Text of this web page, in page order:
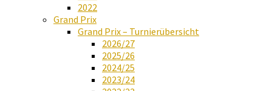
2022
Grand Prix
Grand Prix – Turnierübersicht
2026/27
2025/26
2024/25
2023/24